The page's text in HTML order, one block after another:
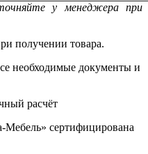
у менеджера при
получении товара.
необходимые документы и
расчёт
сертифицирована